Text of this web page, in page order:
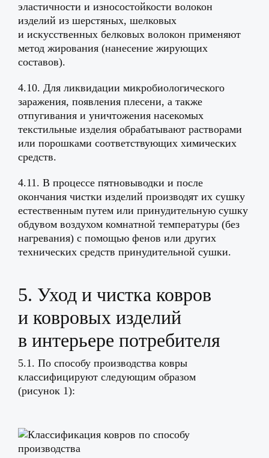
эластичности и износостойкости волокон
изделий из шерстяных, шелковых
и искусственных белковых волокон применяют
метод жирования (нанесение жирующих
составов).
4.10. Для ликвидации микробиологического
заражения, появления плесени, а также
отпугивания и уничтожения насекомых
текстильные изделия обрабатывают растворами
или порошками соответствующих химических
средств.
4.11. В процессе пятновыводки и после
окончания чистки изделий производят их сушку
естественным путем или принудительную сушку
обдувом воздухом комнатной температуры (без
нагревания) с помощью фенов или других
технических средств принудительной сушки.
5. Уход и чистка ковров
и ковровых изделий
в интерьере потребителя
5.1. По способу производства ковры
классифицируют следующим образом
(рисунок 1):